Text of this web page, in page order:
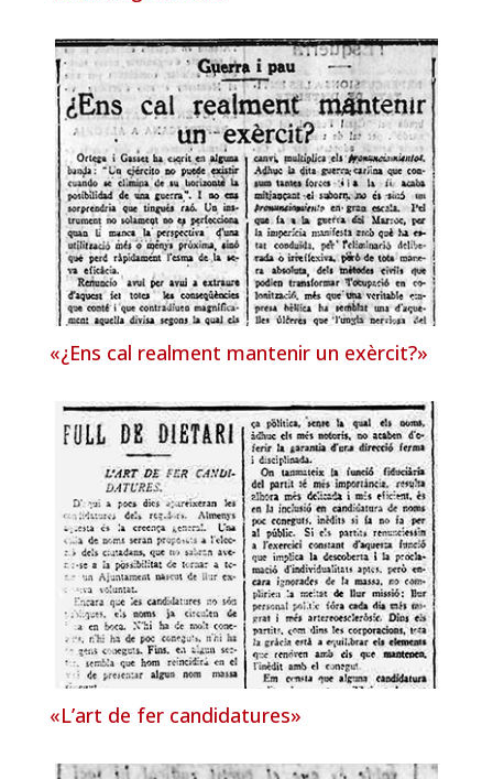
«¿Ens cal realment mantenir un exèrcit?»
«L’art de fer candidatures»